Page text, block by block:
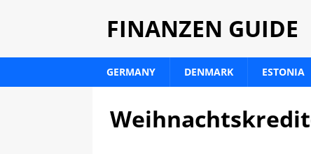
FINANZEN GUIDE
GERMANY DENMARK ESTONIA